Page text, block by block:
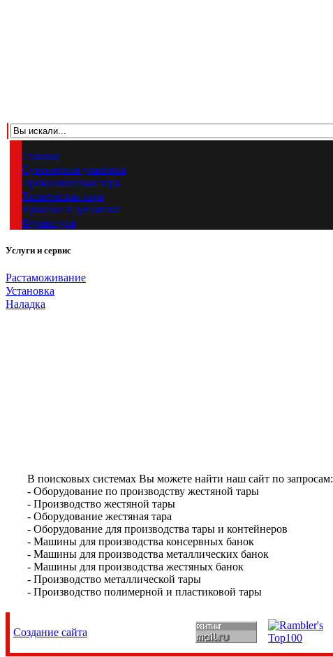
Главная
Сувенирная упаковка
Промышленная тара
Химическая тара
Крышки и донышки
Фурнитура
Услуги и сервис
Растаможивание
Установка
Наладка
В поисковых системах Вы можете найти наш сайт по запросам:
- Оборудование по производству жестяной тары
- Производство жестяной тары
- Оборудование жестяная тара
- Оборудование для производства тары и контейнеров
- Машины для производства консервных банок
- Машины для производства металлических банок
- Машины для производства жестяных банок
- Производство металлической тары
- Производство полимерной и пластиковой тары
Создание сайта